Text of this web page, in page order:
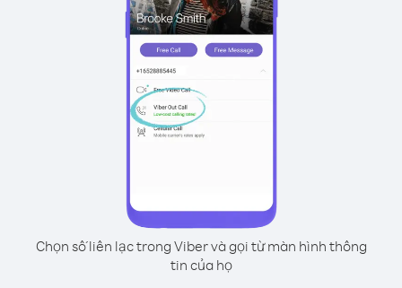
Chọn số liên lạc trong Viber và gọi từ màn hình thông
tin của họ